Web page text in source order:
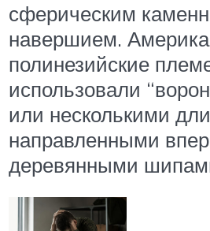
сферическим
навершием.
полинезийские
использовали
или несколькими
направленными
деревянными